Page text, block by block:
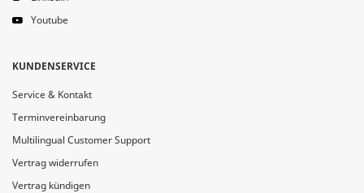
Youtube
KUNDENSERVICE
Service & Kontakt
Terminvereinbarung
Multilingual Customer Support
Vertrag widerrufen
Vertrag kündigen